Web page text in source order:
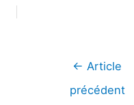
Navigation
← Article
précédent